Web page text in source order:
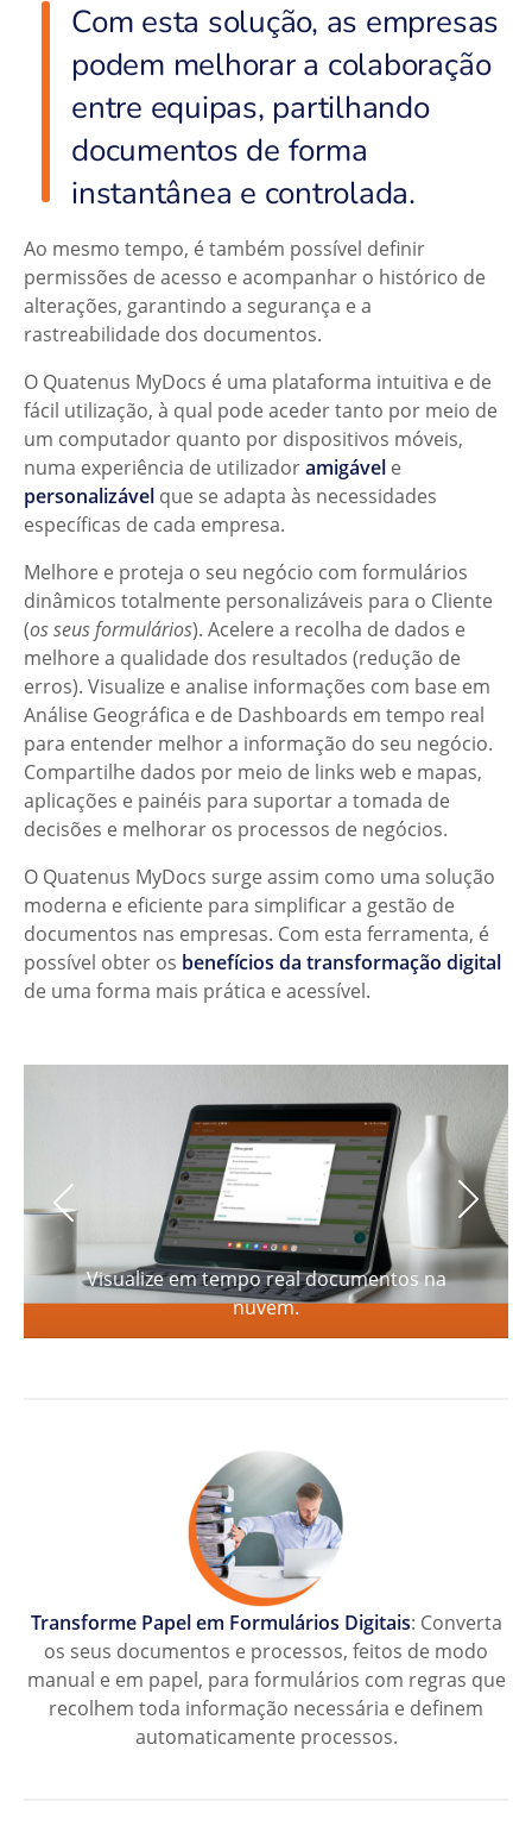
Com esta solução, as empresas
podem melhorar a colaboração
entre equipas, partilhando
documentos de forma
instantânea e controlada.
Ao mesmo tempo, é também possível definir
permissões de acesso e acompanhar o histórico de
alterações, garantindo a segurança e a
rastreabilidade dos documentos.
O Quatenus MyDocs é uma plataforma intuitiva e de
fácil utilização, à qual pode aceder tanto por meio de
um computador quanto por dispositivos móveis,
numa experiência de utilizadoramigável e
personalizável que se adapta às necessidades
específicas de cada empresa.
Melhore e proteja o seu negócio com formulários
dinâmicos totalmente personalizáveis para o Cliente
(os seus formulários). Acelere a recolha de dados e
melhore a qualidade dos resultados (redução de
erros). Visualize e analise informações com base em
Análise Geográfica e de Dashboards em tempo real
para entender melhor a informação do seu negócio.
Compartilhe dados por meio de links web e mapas,
aplicações e painéis para suportar a tomada de
decisões e melhorar os processos de negócios.
O Quatenus MyDocs surge assim como uma solução
moderna e eficiente para simplificar a gestão de
documentos nas empresas. Com esta ferramenta, é
possível obter os benefícios da transformação digital
de uma forma mais prática e acessível.
Visualize em tempo real documentos na
nuvem.
Transforme Papel em Formulários Digitais: Converta
os seus documentos e processos, feitos de modo
manual e em papel, para formulários com regras que
recolhem toda informação necessária e definem
automaticamente processos.